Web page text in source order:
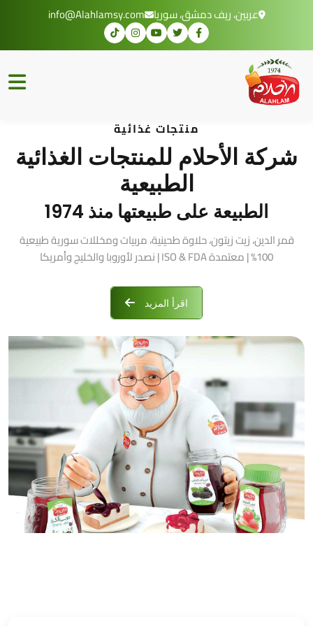
عربين، ريف دمشق، سوريا info@Alahlamsy.com
منتجات غذائية
شركة الأحلام للمنتجات الغذائية
الطبيعية
الطبيعة على طبيعتها منذ 1974
قمر الدين، زيت زيتون، حلاوة طحينية، مربيات ومخللات سورية طبيعية
100% | معتمدة ISO & FDA | نصدر لأوروبا والخليج وأمريكا
اقرأ المزيد